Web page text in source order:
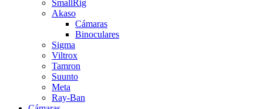
SmallRig
Akaso
Cámaras
Binoculares
Sigma
Viltrox
Tamron
Suunto
Meta
Ray-Ban